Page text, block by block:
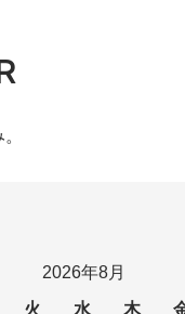
2026年8月
火 水 木